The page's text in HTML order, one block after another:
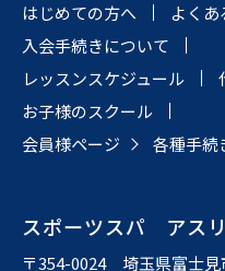
はじめての方へ
よく
入会手続きについて
レッスンスケジュール
お子様のスクール
会員様ページ
各種手続
スポーツスパ アス
〒354-0024 埼玉県富士見